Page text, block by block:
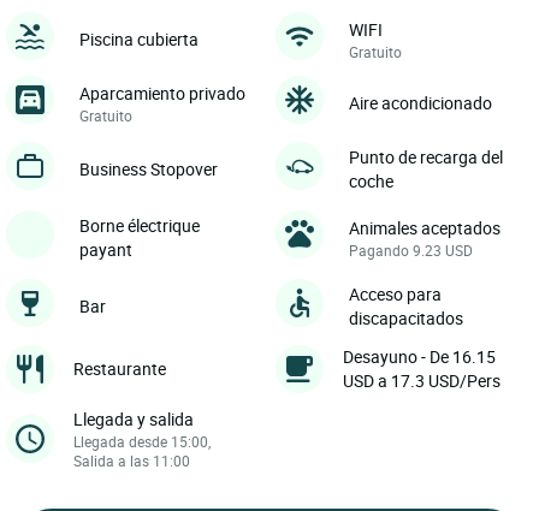
Piscina cubierta WIFI
Gratuito
Aparcamiento privado
Gratuito
Aire acondicionado
Business Stopover
Punto de recarga del
coche
Borne électrique
payant
Animales aceptados
Pagando 9.23 USD
Bar
Acceso para
discapacitados
Restaurante
Desayuno - De 16.15
USD a 17.3 USD/Pers
Llegada y salida
Llegada desde 15:00,
Salida a las 11:00